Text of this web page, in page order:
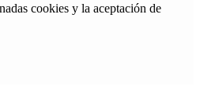
cookies y la aceptación de